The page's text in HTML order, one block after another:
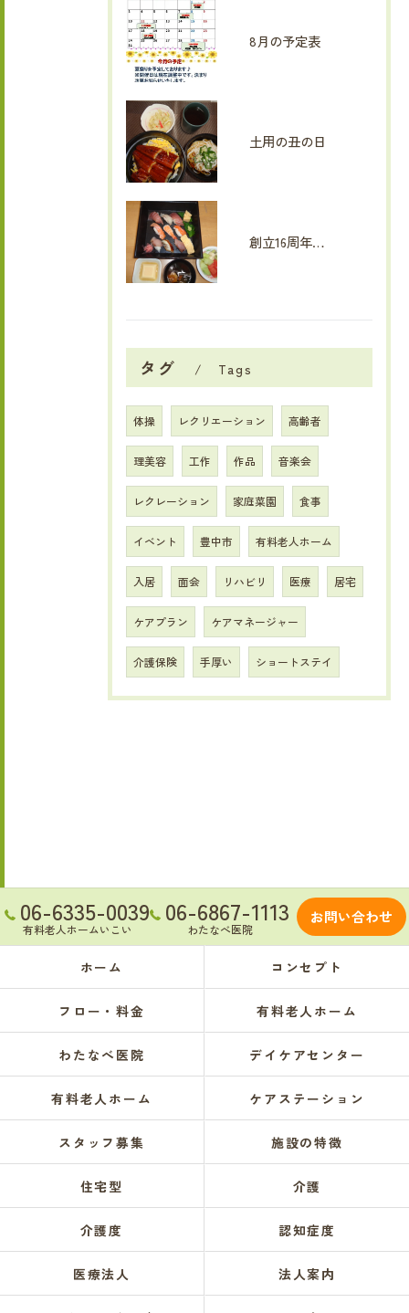
8月の予定表
土用の丑の日
創立16周年イベント
タグ Tags
体操 レクリエーション 高齢者
理美容 工作 作品 音楽会
レクレーション 家庭菜園 食事
イベント 豊中市 有料老人ホーム
入居 面会 リハビリ 医療 居宅
ケアプラン ケアマネージャー
介護保険 手厚い ショートステイ
06-6335-0039
有料老人ホームいこい
06-6867-1113
わたなべ医院
お問い合わせ
ホーム コンセプト
フロー・料金 有料老人ホーム
わたなべ医院 デイケアセンター
有料老人ホーム ケアステーション
スタッフ募集 施設の特徴
住宅型 介護
介護度 認知症度
医療法人 法人案内